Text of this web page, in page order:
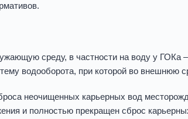
среду, в частности на воду у
водооборота, при которой во внешнюю
неочищенных карьерных вод
и полностью прекращен сброс